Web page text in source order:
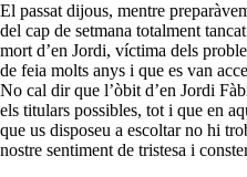
El passat dijous, mentre
del cap de setmana totalment
mort d’en Jordi, víctima dels
de feia molts anys i que es van
No cal dir que l’òbit d’en Jordi
els titulars possibles, tot i que en
que us disposeu a escoltar no hi
nostre sentiment de tristesa i